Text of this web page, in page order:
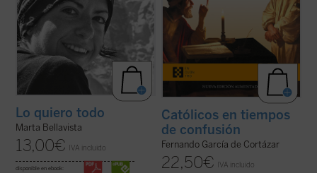
Lo quiero todo
Marta Bellavista
13,00€ IVA incluido
disponible en ebook:
Católicos en tiempos
de confusión
Fernando García de Cortázar
22,50€ IVA incluido